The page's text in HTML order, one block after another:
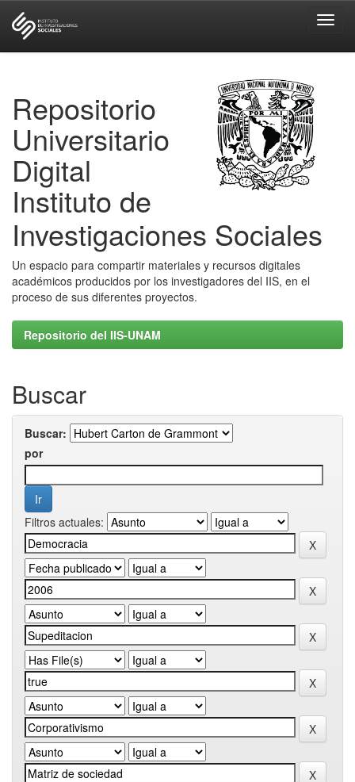
Repositorio
Universitario
Digital
Instituto de
Investigaciones Sociales
Un espacio para compartir materiales y recursos digitales
académicos producidos por los investigadores del IIS, en el
proceso de sus diferentes proyectos.
Repositorio del IIS-UNAM
Buscar
Buscar:
por
Filtros actuales: